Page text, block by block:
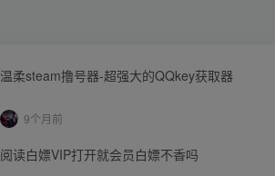
温柔steam撸号器-超强大的QQkey获取器
9个月前
阅读白嫖VIP打开就会员白嫖不香吗